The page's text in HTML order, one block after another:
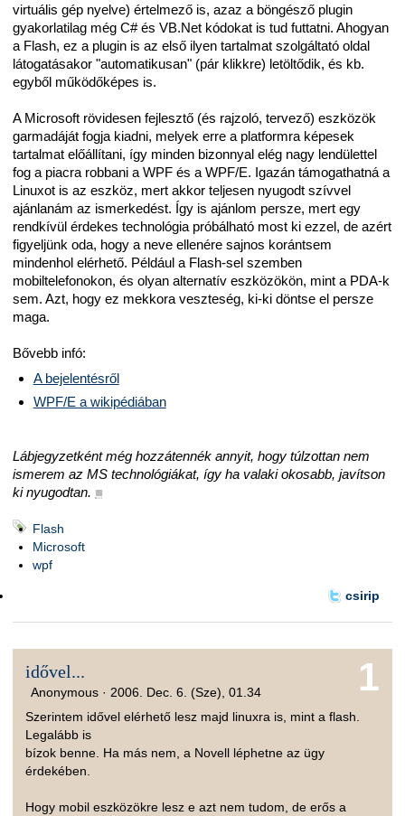
virtuális gép nyelve) értelmező is, azaz a böngésző plugin
gyakorlatilag még C# és VB.Net kódokat is tud futtatni. Ahogyan
a Flash, ez a plugin is az első ilyen tartalmat szolgáltató oldal
látogatásakor "automatikusan" (pár klikkre) letöltődik, és kb.
egyből működőképes is.
A Microsoft rövidesen fejlesztő (és rajzoló, tervező) eszközök
garmadáját fogja kiadni, melyek erre a platformra képesek
tartalmat előállítani, így minden bizonnyal elég nagy lendülettel
fog a piacra robbani a WPF és a WPF/E. Igazán támogathatná a
Linuxot is az eszköz, mert akkor teljesen nyugodt szívvel
ajánlanám az ismerkedést. Így is ajánlom persze, mert egy
rendkívül érdekes technológia próbálható most ki ezzel, de azért
figyeljünk oda, hogy a neve ellenére sajnos korántsem
mindenhol elérhető. Például a Flash-sel szemben
mobiltelefonokon, és olyan alternatív eszközökön, mint a PDA-k
sem. Azt, hogy ez mekkora veszteség, ki-ki döntse el persze
maga.
Bővebb infó:
A bejelentésről
WPF/E a wikipédiában
Lábjegyzetként még hozzátennék annyit, hogy túlzottan nem
ismerem az MS technológiákat, így ha valaki okosabb, javítson
ki nyugodtan. ■
Flash
Microsoft
wpf
csirip
1
idővel...
Anonymous · 2006. Dec. 6. (Sze), 01.34
Szerintem idővel elérhető lesz majd linuxra is, mint a flash.
Legalább is
bízok benne. Ha más nem, a Novell léphetne az ügy
érdekében.
Hogy mobil eszközökre lesz e azt nem tudom, de erős a